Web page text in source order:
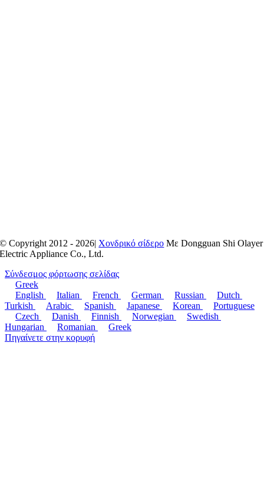
© Copyright 2012 - 2026| Χονδρικό σίδερο Με Dongguan Shi Olayer
Electric Appliance Co., Ltd.
Σύνδεσμος φόρτωσης σελίδας
Greek
English
Italian French German Russian
Dutch
Turkish
Arabic Spanish Japanese Korean
Portuguese
Czech
Danish Finnish Norwegian
Swedish
Hungarian
Romanian
Greek
Πηγαίνετε στην κορυφή